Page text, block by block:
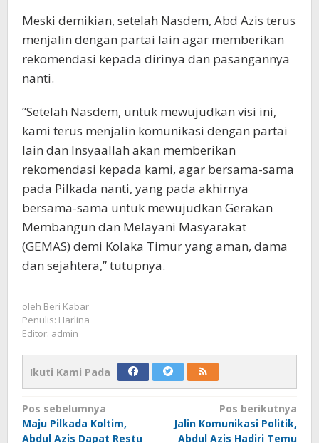
Meski demikian, setelah Nasdem, Abd Azis terus
menjalin dengan partai lain agar memberikan
rekomendasi kepada dirinya dan pasangannya
nanti.
”Setelah Nasdem, untuk mewujudkan visi ini,
kami terus menjalin komunikasi dengan partai
lain dan Insyaallah akan memberikan
rekomendasi kepada kami, agar bersama-sama
pada Pilkada nanti, yang pada akhirnya
bersama-sama untuk mewujudkan Gerakan
Membangun dan Melayani Masyarakat
(GEMAS) demi Kolaka Timur yang aman, dama
dan sejahtera,” tutupnya.
oleh Beri Kabar
Penulis: Harlina
Editor: admin
Ikuti Kami Pada
Navigasi
pos
Pos sebelumnya
Maju Pilkada Koltim,
Abdul Azis Dapat Restu
Pos berikutnya
Jalin Komunikasi Politik,
Abdul Azis Hadiri Temu